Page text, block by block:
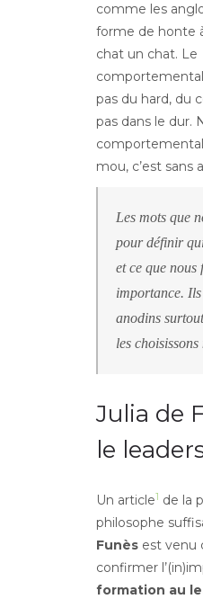
comme les
forme de honte
chat un chat. Le
pas du hard, du
pas dans le dur.
comportemental
mou, c’est sans
Les mots que
pour définir
et ce que nous
importance.
anodins
les choisissons
Julia de
le
Un article1 de la
philosophe
Funèsest venu
confirmer
formation au